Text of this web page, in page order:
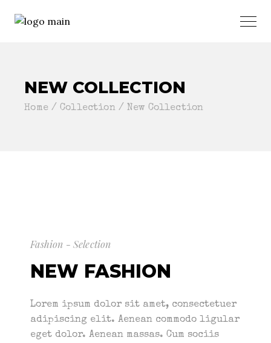
NEW COLLECTION
Home Collection New Collection
Fashion - Selection
NEW FASHION
Lorem ipsum dolor sit amet, consectetuer
adipiscing elit. Aenean commodo ligular
eget dolor. Aenean massas. Cum sociis